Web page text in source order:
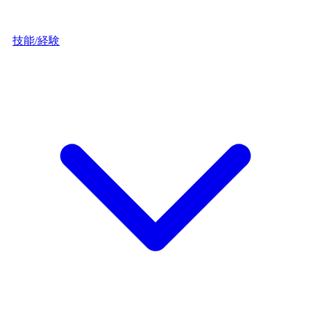
技能/経験